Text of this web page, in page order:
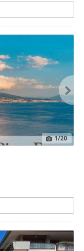
1/20